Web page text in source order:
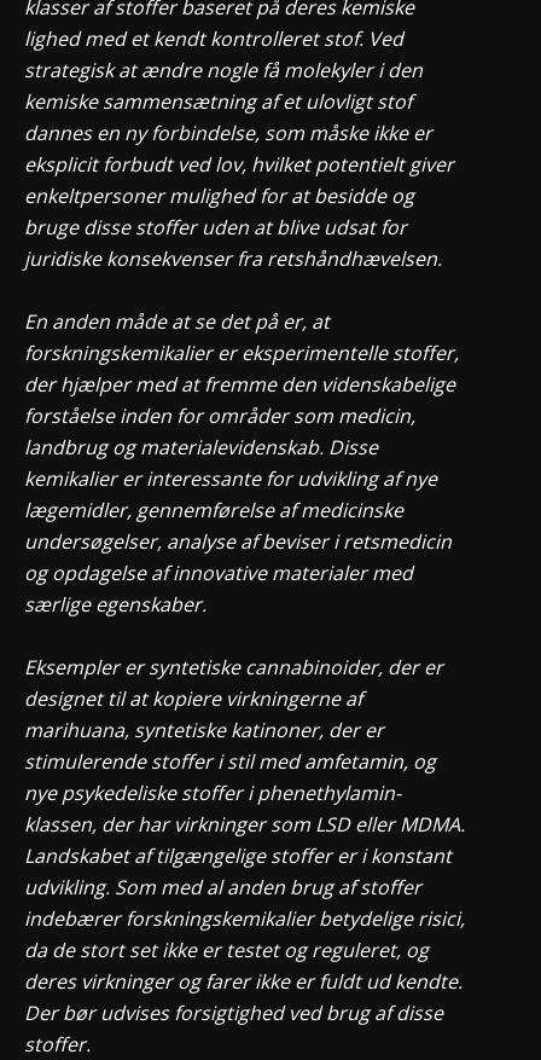
klasser af stoffer baseret på deres kemiske
lighed med et kendt kontrolleret stof. Ved
strategisk at ændre nogle få molekyler i den
kemiske sammensætning af et ulovligt stof
dannes en ny forbindelse, som måske ikke er
eksplicit forbudt ved lov, hvilket potentielt giver
enkeltpersoner mulighed for at besidde og
bruge disse stoffer uden at blive udsat for
juridiske konsekvenser fra retshåndhævelsen.
En anden måde at se det på er, at
forskningskemikalier er eksperimentelle stoffer,
der hjælper med at fremme den videnskabelige
forståelse inden for områder som medicin,
landbrug og materialevidenskab. Disse
kemikalier er interessante for udvikling af nye
lægemidler, gennemførelse af medicinske
undersøgelser, analyse af beviser i retsmedicin
og opdagelse af innovative materialer med
særlige egenskaber.
Eksempler er syntetiske cannabinoider, der er
designet til at kopiere virkningerne af
marihuana, syntetiske katinoner, der er
stimulerende stoffer i stil med amfetamin, og
nye psykedeliske stoffer i phenethylamin-
klassen, der har virkninger som LSD eller MDMA.
Landskabet af tilgængelige stoffer er i konstant
udvikling. Som med al anden brug af stoffer
indebærer forskningskemikalier betydelige risici,
da de stort set ikke er testet og reguleret, og
deres virkninger og farer ikke er fuldt ud kendte.
Der bør udvises forsigtighed ved brug af disse
stoffer.